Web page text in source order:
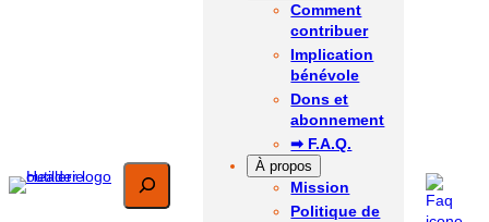
Rechercher
Comment
contribuer
Implication
bénévole
Dons et
abonnement
➡ F.A.Q.
À propos
Mission
Politique de